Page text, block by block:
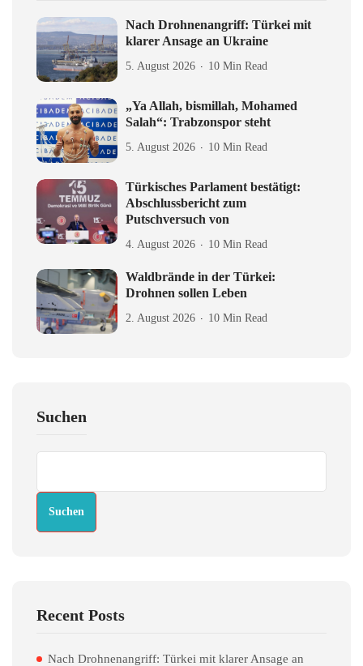
Nach Drohnenangriff: Türkei mit
klarer Ansage an Ukraine
5. August 2026 10 Min Read
„Ya Allah, bismillah, Mohamed
Salah“: Trabzonspor steht
5. August 2026 10 Min Read
Türkisches Parlament bestätigt:
Abschlussbericht zum
Putschversuch von
4. August 2026 10 Min Read
Waldbrände in der Türkei:
Drohnen sollen Leben
2. August 2026 10 Min Read
Suchen
Suchen
Recent Posts
Nach Drohnenangriff: Türkei mit klarer Ansage an